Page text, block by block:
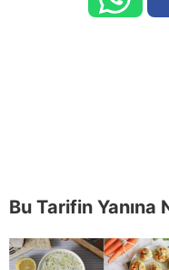
Bu Tarifin Yanına